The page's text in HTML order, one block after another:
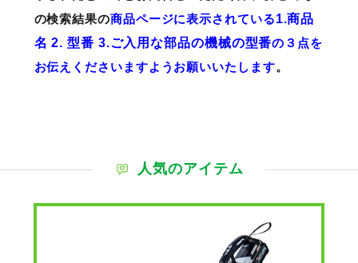
の検索結果の商品ページに表示されている1.商品
名 2. 型番 3.ご入用な部品の機械の型番の３点を
お伝えくださいますようお願いいたします。
人気のアイテム